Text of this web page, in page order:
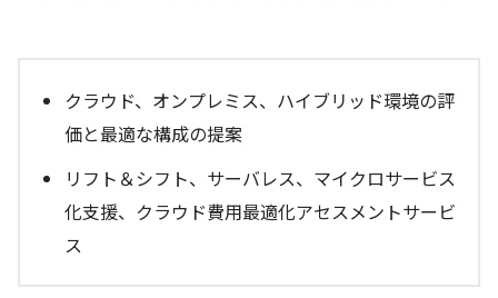
クラウド、オンプレミス、ハイブリッド環境の評
価と最適な構成の提案
リフト＆シフト、サーバレス、マイクロサービス
化支援、クラウド費用最適化アセスメントサービ
ス